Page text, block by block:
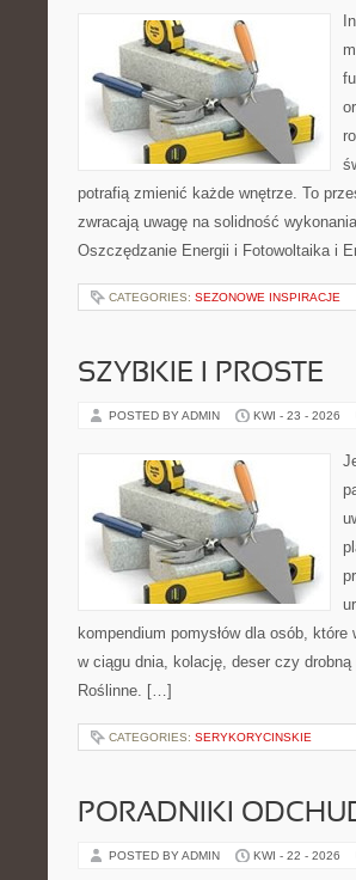
potrafią zmienić każde wnętrze. To
zwracają uwagę na solidność
Oszczędzanie Energii i Fotowoltaika i
CATEGORIES: SEZONOWE INSPIRACJE
SZYBKIE I PROSTE
POSTED BY ADMIN KWI - 23 - 2026
kompendium pomysłów dla osób,
w ciągu dnia, kolację, deser czy
Roślinne. […]
CATEGORIES: SERYKORYCINSKIE
PORADNIKI
POSTED BY ADMIN KWI - 22 - 2026